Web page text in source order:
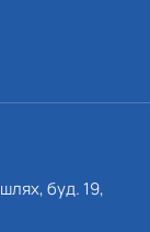
буд. 19,